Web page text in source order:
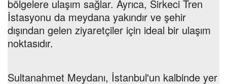
bölgelere ulaşım sağlar. Ayrıca, Sirkeci Tren
İstasyonu da meydana yakındır ve şehir
dışından gelen ziyaretçiler için ideal bir ulaşım
noktasıdır.
Sultanahmet Meydanı, İstanbul'un kalbinde yer